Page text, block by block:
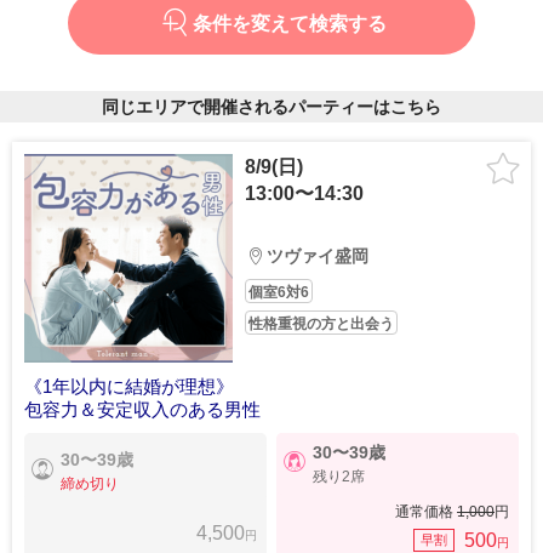
条件を変えて検索する
同じエリアで開催されるパーティーはこちら
8/9(日)
13:00〜14:30
ツヴァイ盛岡
個室6対6
性格重視の方と出会う
《1年以内に結婚が理想》
包容力＆安定収入のある男性
30〜39歳
締め切り
4,500円
30〜39歳
残り2席
通常価格 1,000円
早割 500円